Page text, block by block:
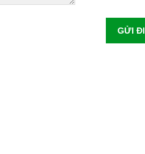
GỬI ĐI